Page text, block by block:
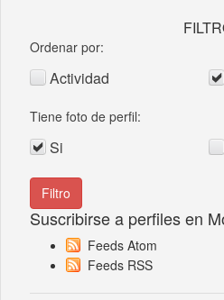
Ordenar por:
Actividad
Tiene foto de perfil:
Si
Suscribirse a perfiles en
Feeds Atom
Feeds RSS